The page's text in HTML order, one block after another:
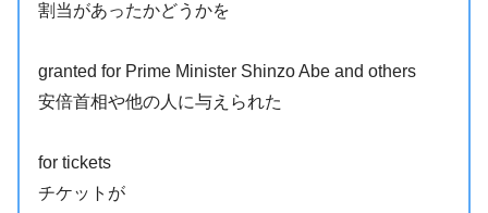
割当があったかどうかを
granted for Prime Minister Shinzo Abe and others
安倍首相や他の人に与えられた
for tickets
チケットが